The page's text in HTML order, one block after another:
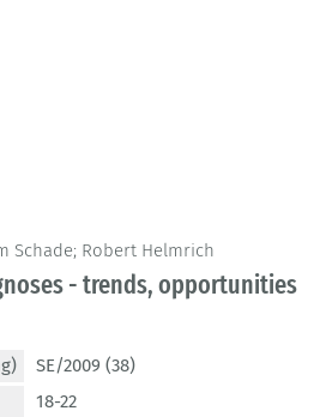
Schade; Robert Helmrich
- trends, opportunities
SE/2009 (38)
18-22